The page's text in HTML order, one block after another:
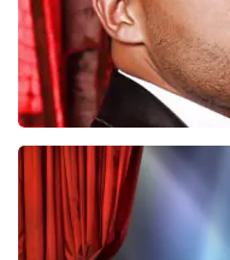
Don Omar
224 laatste 30 minuten
BESTEL NU